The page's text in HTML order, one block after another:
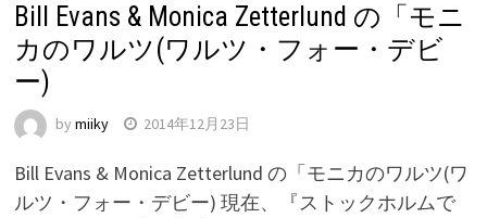
Bill Evans & Monica Zetterlund の「モニ
カのワルツ(ワルツ・フォー・デビ
ー)
by miiky 2014年12月23日
Bill Evans & Monica Zetterlund の「モニカのワルツ(ワ
ルツ・フォー・デビー) 現在、『ストックホルムで